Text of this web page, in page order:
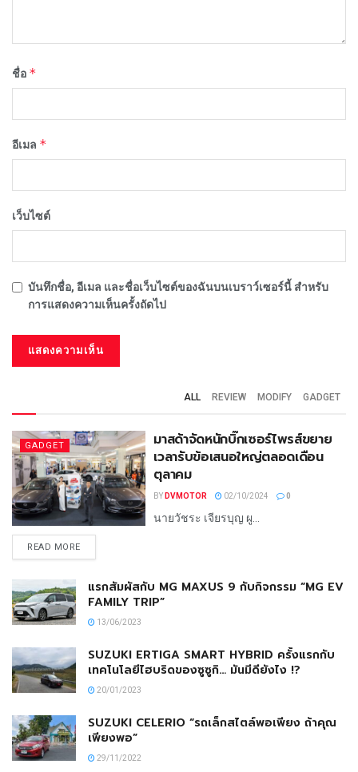
ชื่อ *
อีเมล *
เว็บไซต์
บันทึกชื่อ, อีเมล และชื่อเว็บไซต์ของฉันบนเบราว์เซอร์นี้ สำหรับ
การแสดงความเห็นครั้งถัดไป
ALL REVIEW MODIFY GADGET
GADGET
มาสด้าจัดหนักบิ๊กเซอร์ไพรส์ขยาย
เวลารับข้อเสนอใหญ่ตลอดเดือน
ตุลาคม
BY DVMOTOR 02/10/2024 0
นายวัชระ เจียรบุญ ผู...
READ MORE
แรกสัมผัสกับ MG MAXUS 9 กับกิจกรรม “MG EV
FAMILY TRIP”
13/06/2023
SUZUKI ERTIGA SMART HYBRID ครั้งแรกกับ
เทคโนโลยีไฮบริดของซูซูกิ… มันมีดียังไง !?
20/01/2023
SUZUKI CELERIO “รถเล็กสไตล์พอเพียง ถ้าคุณ
เพียงพอ”
29/11/2022